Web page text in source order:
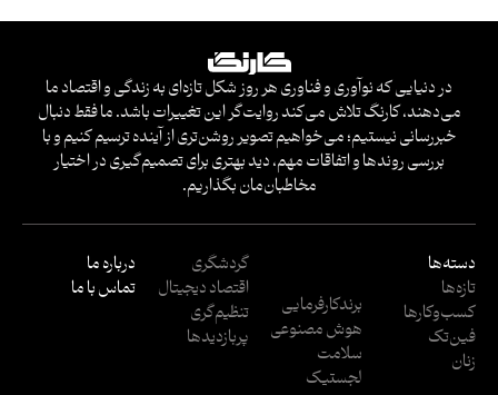
در دنیایی که نوآوری و فناوری هر روز شکل تازه‌ای به زندگی و اقتصاد ما
می‌دهند، کارنگ تلاش می‌کند روایت‌گر این تغییرات باشد. ما فقط دنبال
خبررسانی نیستیم؛ می‌خواهیم تصویر روشن‌تری از آینده ترسیم کنیم و با
بررسی روندها و اتفاقات مهم، دید بهتری برای تصمیم‌گیری در اختیار
مخاطبان‌مان بگذاریم.
دسته‌ها
تازه‌ها
کسب‌وکار‌ها
فین‌تک
زنان
برندکارفرمایی
هوش مصنوعی
سلامت
لجستیک
گردشگری
اقتصاد دیجیتال
تنظیم‌گری
پربازدید‌ها
درباره ما
تماس با ما